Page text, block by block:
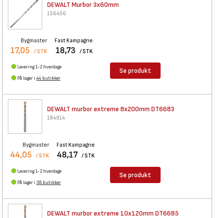
DEWALT Murbor 3x60mm
156456
Bygmaster
17,05 / STK
Fast Kampagne
18,73 / STK
Levering 1-2 hverdage
På lager i 44 butikker
Se produkt
DEWALT murbor extreme 8x200mm DT6683
184914
Bygmaster
44,05 / STK
Fast Kampagne
48,17 / STK
Levering 1-2 hverdage
På lager i 38 butikker
Se produkt
DEWALT murbor extreme 10x120mm DT6685